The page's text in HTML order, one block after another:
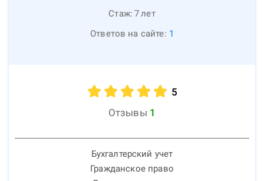
Стаж: 7лет
Ответов на сайте: 1
5
Отзывы 1
Бухгалтерский учет
Гражданское право